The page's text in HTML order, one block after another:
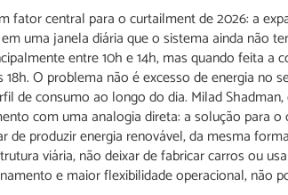
fator central para o curtailment de 2026: a
uma janela diária que o sistema ainda não
entre 10h e 14h, mas quando feita a
O problema não é excesso de energia no
de consumo ao longo do dia. Milad
com uma analogia direta: a solução para
de produzir energia renovável, da mesma
viária, não deixar de fabricar carros ou
e maior flexibilidade operacional, não